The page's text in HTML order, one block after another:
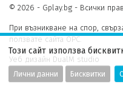
© 2026 - Gplay.bg - Всички
При възникване на спор,
ползвате сайта ОРС.
Уеб дизайн DualM studio
Този сайт използва
Лични данни Бисквитки